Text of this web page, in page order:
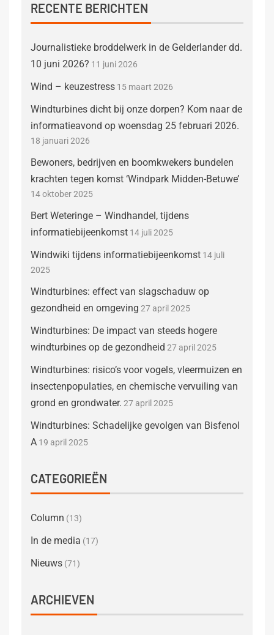
RECENTE BERICHTEN
Journalistieke broddelwerk in de Gelderlander dd.
10 juni 2026? 11 juni 2026
Wind – keuzestress 15 maart 2026
Windturbines dicht bij onze dorpen? Kom naar de
informatieavond op woensdag 25 februari 2026.
18 januari 2026
Bewoners, bedrijven en boomkwekers bundelen
krachten tegen komst ‘Windpark Midden-Betuwe’
14 oktober 2025
Bert Weteringe – Windhandel, tijdens
informatiebijeenkomst 14 juli 2025
Windwiki tijdens informatiebijeenkomst 14 juli
2025
Windturbines: effect van slagschaduw op
gezondheid en omgeving 27 april 2025
Windturbines: De impact van steeds hogere
windturbines op de gezondheid 27 april 2025
Windturbines: risico’s voor vogels, vleermuizen en
insectenpopulaties, en chemische vervuiling van
grond en grondwater. 27 april 2025
Windturbines: Schadelijke gevolgen van Bisfenol
A 19 april 2025
CATEGORIEËN
Column (13)
In de media (17)
Nieuws (71)
ARCHIEVEN